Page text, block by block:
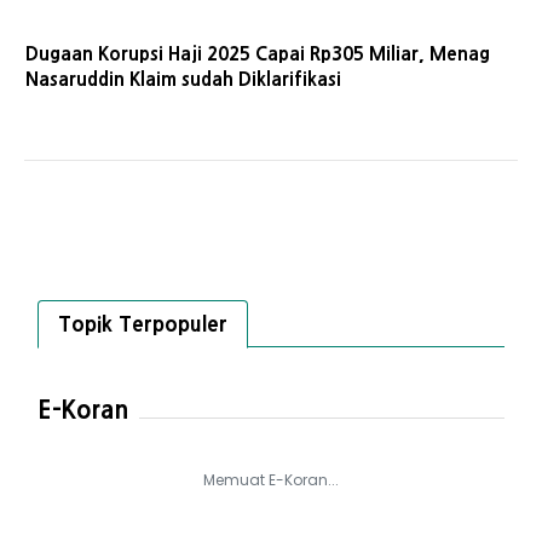
Dugaan Korupsi Haji 2025 Capai Rp305 Miliar, Menag
Nasaruddin Klaim sudah Diklarifikasi
Topik Terpopuler
E-Koran
Memuat E-Koran...